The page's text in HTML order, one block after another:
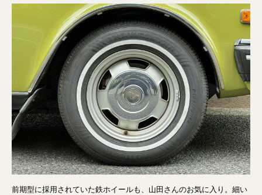
前期型に採用されていた鉄ホイールも、山田さんのお気に入り。細い